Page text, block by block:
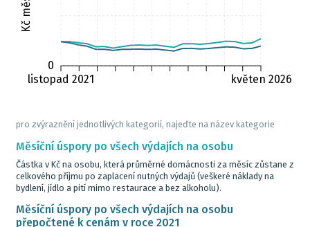
0
listopad 2021 květen 2026
pro zvýraznění jednotlivých kategorií, najeďte na název kategorie
Měsíční úspory po všech výdajích na osobu
Částka v Kč na osobu, která průměrné domácnosti za měsíc zůstane z
celkového příjmu po zaplacení nutných výdajů (veškeré náklady na
bydlení, jídlo a pití mimo restaurace a bez alkoholu).
Měsíční úspory po všech výdajích na osobu
přepočtené k cenám v roce 2021